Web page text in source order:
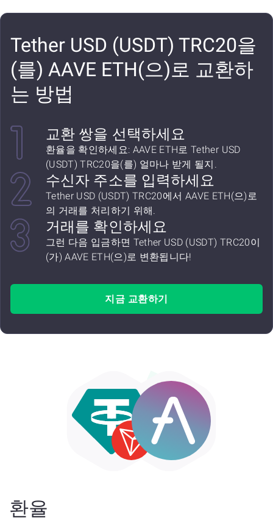
Tether USD (USDT) TRC20을
(를) AAVE ETH(으)로 교환하
는 방법
교환 쌍을 선택하세요
환율을 확인하세요: AAVE ETH로 Tether USD
(USDT) TRC20을(를) 얼마나 받게 될지.
수신자 주소를 입력하세요
Tether USD (USDT) TRC20에서 AAVE ETH(으)로
의 거래를 처리하기 위해.
거래를 확인하세요
그런 다음 입금하면 Tether USD (USDT) TRC20이
(가) AAVE ETH(으)로 변환됩니다!
지금 교환하기
환율